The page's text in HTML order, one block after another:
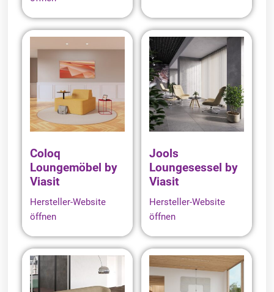
Coloq
Loungemöbel by
Viasit
Hersteller-Website
öffnen
Jools
Loungesessel by
Viasit
Hersteller-Website
öffnen